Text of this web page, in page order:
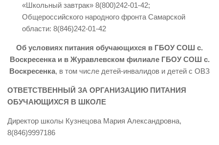
«Школьный завтрак» 8(800)242-01-42;
Общероссийского народного фронта Самарской
области: 8(846)242-01-42
Об условиях питания обучающихся в ГБОУ СОШ с.
Воскресенка и в Журавлевском филиале ГБОУ СОШ с.
Воскресенка, в том числе детей-инвалидов и детей с ОВЗ
ОТВЕТСТВЕННЫЙ ЗА ОРГАНИЗАЦИЮ ПИТАНИЯ
ОБУЧАЮЩИХСЯ В ШКОЛЕ
Директор школы Кузнецова Мария Александровна,
8(846)9997186